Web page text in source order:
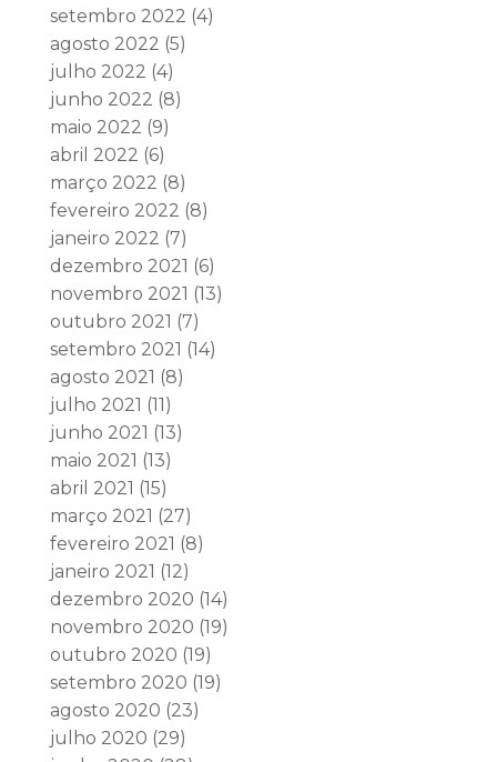
setembro 2022 (4)
agosto 2022 (5)
julho 2022 (4)
junho 2022 (8)
maio 2022 (9)
abril 2022 (6)
março 2022 (8)
fevereiro 2022 (8)
janeiro 2022 (7)
dezembro 2021 (6)
novembro 2021 (13)
outubro 2021 (7)
setembro 2021 (14)
agosto 2021 (8)
julho 2021 (11)
junho 2021 (13)
maio 2021 (13)
abril 2021 (15)
março 2021 (27)
fevereiro 2021 (8)
janeiro 2021 (12)
dezembro 2020 (14)
novembro 2020 (19)
outubro 2020 (19)
setembro 2020 (19)
agosto 2020 (23)
julho 2020 (29)